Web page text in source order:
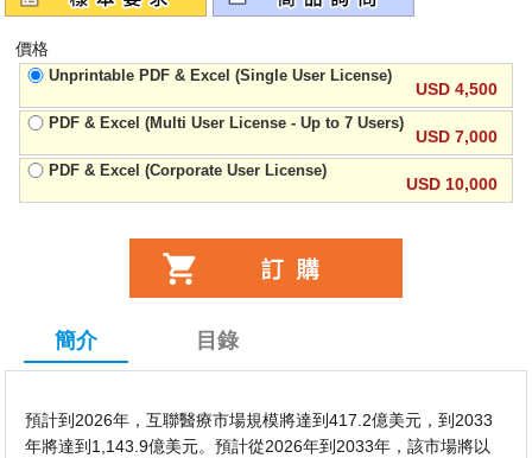
價格
Unprintable PDF & Excel (Single User License)
USD 4,500
PDF & Excel (Multi User License - Up to 7 Users)
USD 7,000
PDF & Excel (Corporate User License)
USD 10,000
簡介 目錄
預計到2026年，互聯醫療市場規模將達到417.2億美元，到2033
年將達到1,143.9億美元。預計從2026年到2033年，該市場將以